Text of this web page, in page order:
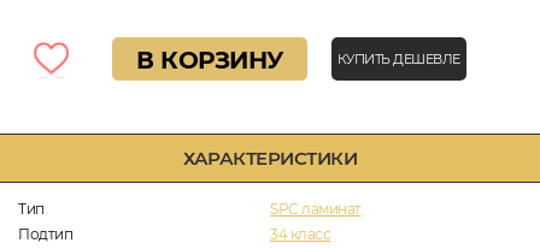
ХАРАКТЕРИСТИКИ
Тип
SPC ламинат
Подтип
34 класс
В КОРЗИНУ КУПИТЬ ДЕШЕВЛЕ